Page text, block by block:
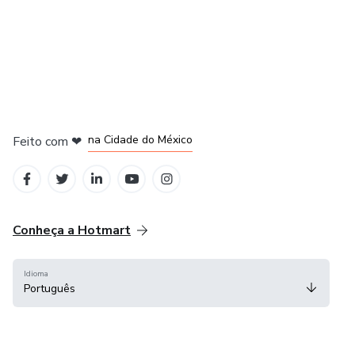
Feito com ❤ na Cidade do México
Conheça a Hotmart
Idioma
Português